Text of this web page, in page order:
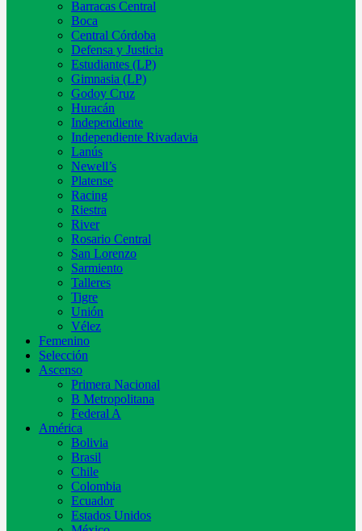
Barracas Central
Boca
Central Córdoba
Defensa y Justicia
Estudiantes (LP)
Gimnasia (LP)
Godoy Cruz
Huracán
Independiente
Independiente Rivadavia
Lanús
Newell’s
Platense
Racing
Riestra
River
Rosario Central
San Lorenzo
Sarmiento
Talleres
Tigre
Unión
Vélez
Femenino
Selección
Ascenso
Primera Nacional
B Metropolitana
Federal A
América
Bolivia
Brasil
Chile
Colombia
Ecuador
Estados Unidos